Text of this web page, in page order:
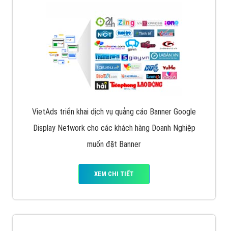
VietAds triển khai dịch vụ quảng cáo Banner Google
Display Network cho các khách hàng Doanh Nghiệp
muốn đặt Banner
XEM CHI TIẾT